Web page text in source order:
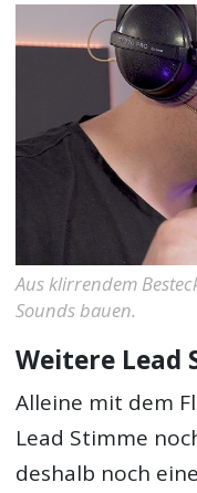
Aus klirrendem
Sounds bauen.
Weitere Lead
Alleine mit dem
Lead Stimme
deshalb noch